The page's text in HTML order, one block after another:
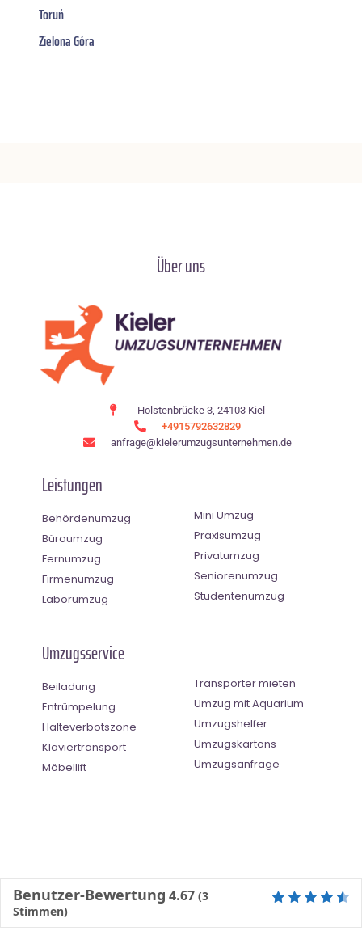
Toruń
Zielona Góra
Über uns
Holstenbrücke 3, 24103 Kiel
+4915792632829
anfrage@kielerumzugsunternehmen.de
Leistungen
Behördenumzug
Büroumzug
Fernumzug
Firmenumzug
Laborumzug
Mini Umzug
Praxisumzug
Privatumzug
Seniorenumzug
Studentenumzug
Umzugsservice
Beiladung
Entrümpelung
Halteverbotszone
Klaviertransport
Möbellift
Transporter mieten
Umzug mit Aquarium
Umzugshelfer
Umzugskartons
Umzugsanfrage
Benutzer-Bewertung 4.67 (3
Stimmen)